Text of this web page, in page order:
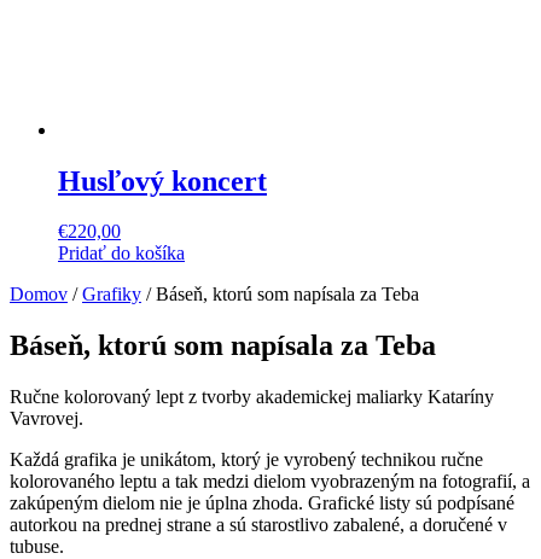
Husľový koncert
€220,00
Pridať do košíka
Domov /Grafiky / Báseň, ktorú som napísala za Teba
Báseň, ktorú som napísala za Teba
Ručne kolorovaný lept z tvorby akademickej maliarky Kataríny
Vavrovej.
Každá grafika je unikátom, ktorý je vyrobený technikou ručne
kolorovaného leptu a tak medzi dielom vyobrazeným na fotografií, a
zakúpeným dielom nie je úplna zhoda. Grafické listy sú podpísané
autorkou na prednej strane a sú starostlivo zabalené, a doručené v
tubuse.